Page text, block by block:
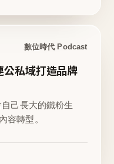
數位時代 Podcast
私域打造品牌
己長大的鐵粉生
容轉型。